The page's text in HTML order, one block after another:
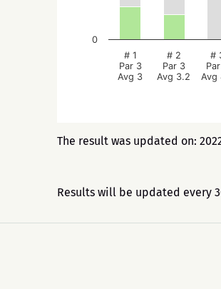
# 1
Par 3
Avg 3
# 2
Par 3
Avg 3.2
#
Avg
0
The result was updated on:
Results will be updated every